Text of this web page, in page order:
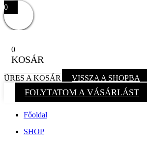
0
0
KOSÁR
ÜRES A KOSÁR VISSZA A SHOPBA
FOLYTATOM A VÁSÁRLÁST
Főoldal
SHOP